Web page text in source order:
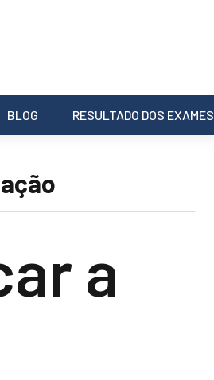
BLOG RESULTADO DOS EXAMES
a